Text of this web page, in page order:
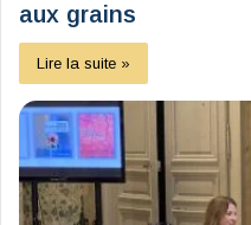
aux grains
Lire la suite »